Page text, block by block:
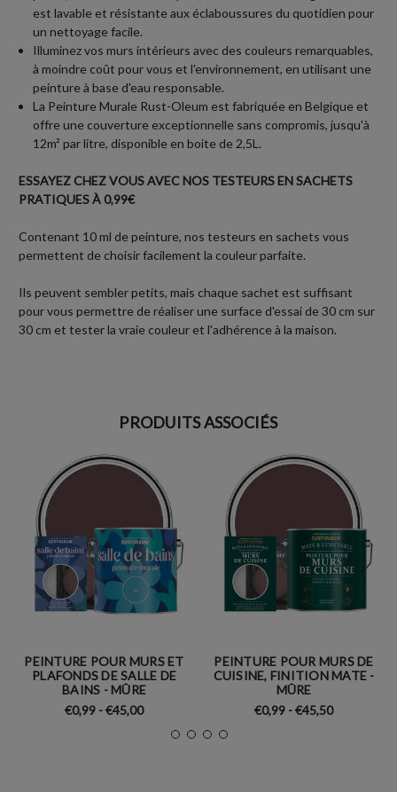
est lavable et résistante aux éclaboussures du quotidien pour
un nettoyage facile.
Illuminez vos murs intérieurs avec des couleurs remarquables,
à moindre coût pour vous et l'environnement, en utilisant une
peinture à base d'eau responsable.
La Peinture Murale Rust-Oleum est fabriquée en Belgique et
offre une couverture exceptionnelle sans compromis, jusqu'à
12m² par litre, disponible en boite de 2,5L.
ESSAYEZ CHEZ VOUS AVEC NOS TESTEURS EN SACHETS
PRATIQUES À 0,99€
Contenant 10 ml de peinture, nos testeurs en sachets vous
permettent de choisir facilement la couleur parfaite.
Ils peuvent sembler petits, mais chaque sachet est suffisant
pour vous permettre de réaliser une surface d'essai de 30 cm sur
30 cm et tester la vraie couleur et l'adhérence à la maison.
PRODUITS ASSOCIÉS
PEINTURE POUR MURS ET
PLAFONDS DE SALLE DE
BAINS - MÛRE
€0,99 - €45,00
PEINTURE POUR MURS DE
CUISINE, FINITION MATE -
MÛRE
€0,99 - €45,50